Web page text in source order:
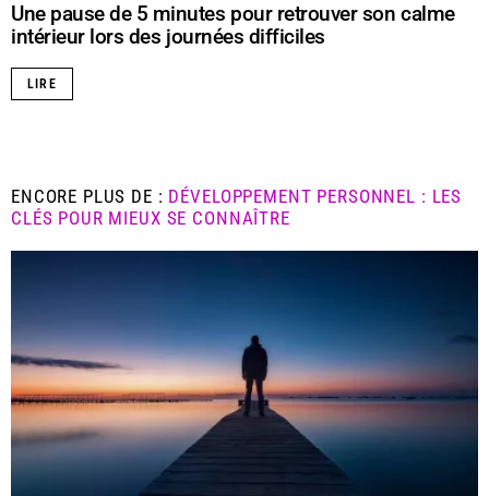
Une pause de 5 minutes pour retrouver son calme
intérieur lors des journées difficiles
LIRE
ENCORE PLUS DE : DÉVELOPPEMENT PERSONNEL : LES
CLÉS POUR MIEUX SE CONNAÎTRE